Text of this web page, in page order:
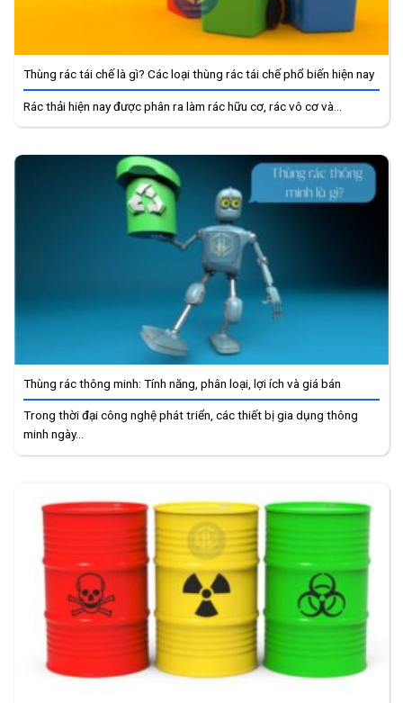
Thùng rác tái chế là gì? Các loại thùng rác tái chế phổ biến hiện nay
Rác thải hiện nay được phân ra làm rác hữu cơ, rác vô cơ và...
Thùng rác thông minh: Tính năng, phân loại, lợi ích và giá bán
Trong thời đại công nghệ phát triển, các thiết bị gia dụng thông
minh ngày...